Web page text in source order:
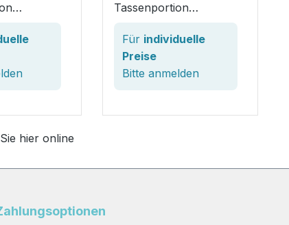
Basis-
die
Tassenportion
Bestform Das Basis-
Sortiment für die
stationäre
und Hygieneschutz
Für individuelle
Preise
Bitteanmelden
hier online